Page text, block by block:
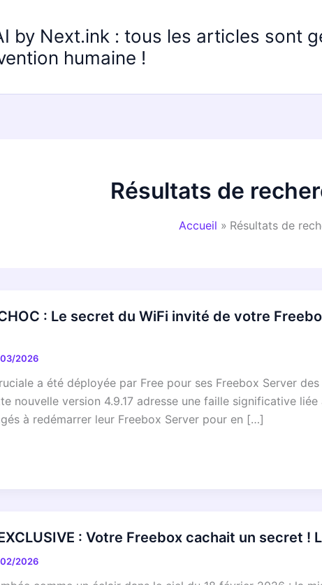
by Next.ink : tous les articles sont
humaine !
Résultats de
Accueil Résultats de
CHOC : Le secret du WiFi invité de votre
2026
a été déployée par Free pour ses Freebox Server
nouvelle version 4.9.17 adresse une faille significative
à redémarrer leur Freebox Server pour en […]
: Votre Freebox cachait un secret
2026